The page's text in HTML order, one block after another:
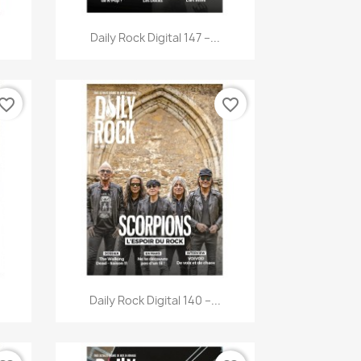
Aperçu rapide
Daily Rock Digital 147 –...
Aperçu rapide
Daily Rock Digital 140 –...
favorite_border